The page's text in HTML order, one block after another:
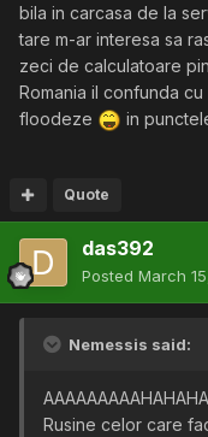
bila in carcasa de la
tare m-ar interesa sa
zeci de calculatoare
Romania il confunda
floodeze
in
Quote
das392
Posted March
Nemessis said:
Rusine celor care